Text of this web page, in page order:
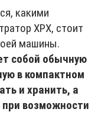
какими
XPX, стоит
машины.
собой обычную
в компактном
и хранить, а
при возможности